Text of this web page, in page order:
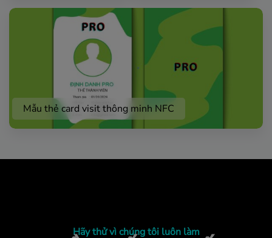
Mẫu thẻ card visit thông minh NFC
Hãy thử vì chúng tôi luôn làm